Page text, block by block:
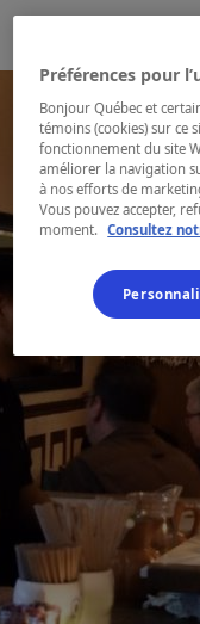
Préférences pour
Bonjour Québec et
témoins (cookies) sur ce
fonctionnement du site
améliorer la navigation
à nos efforts de
Vous pouvez accepter,
moment. Consultez